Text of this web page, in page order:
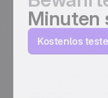
Minuten
Kostenlos